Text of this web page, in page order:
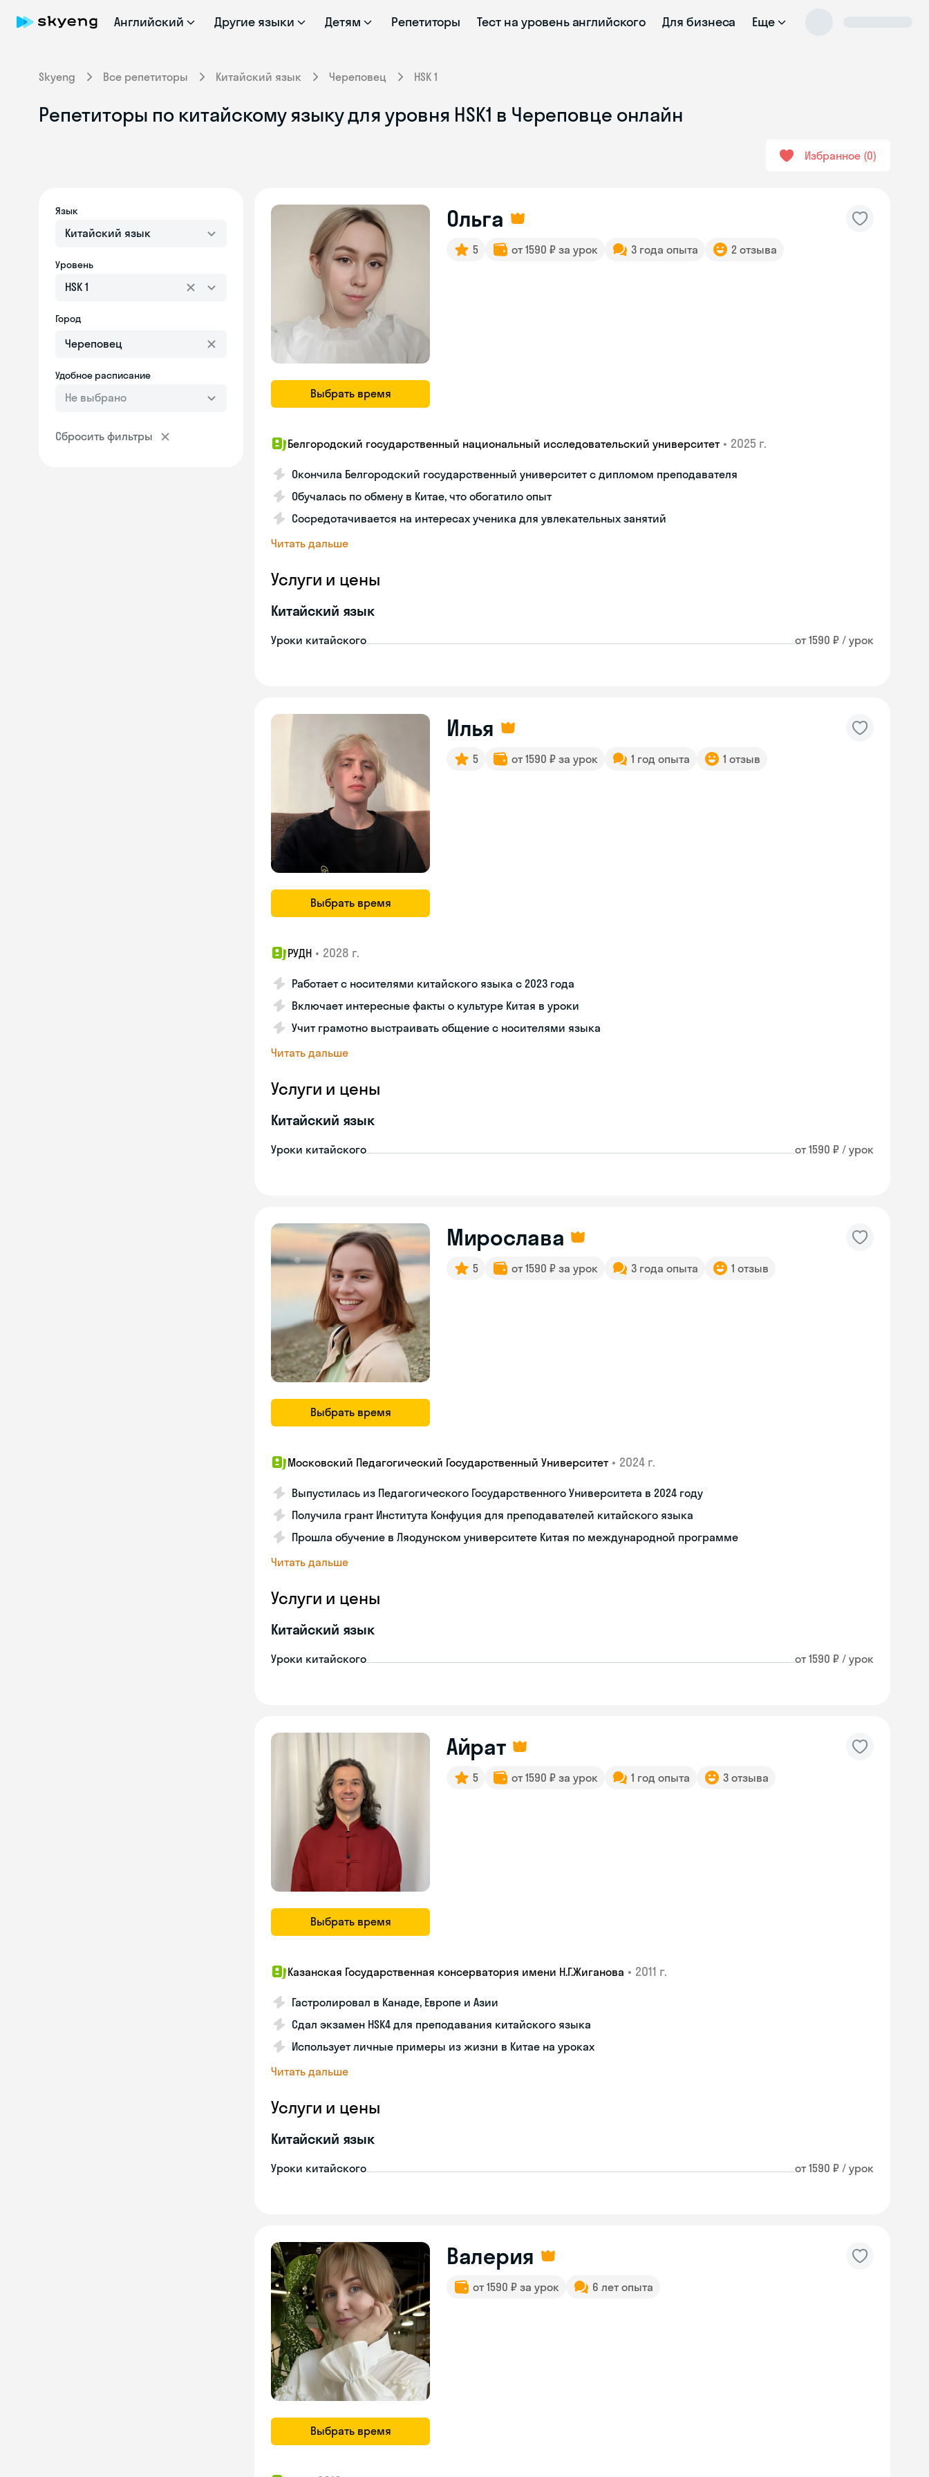
Английский Другие языки Детям Репетиторы Тест на уровень английского Для бизнеса Еще
Skyeng Все репетиторы Китайский язык Череповец HSK 1
Репетиторы по китайскому языку для уровня HSK1 в Череповце онлайн
Избранное 0
Язык
Китайский язык
Уровень
HSK 1
Город
Удобное расписание
Не выбрано
Сбросить фильтры
Выбрать время
Ольга
5 от 1590 ₽ за урок 3 года опыта 2 отзыва
Белгородский государственный национальный исследовательский университет • 2025 г.
Окончила Белгородский государственный университет с дипломом преподавателя
Обучалась по обмену в Китае, что обогатило опыт
Сосредотачивается на интересах ученика для увлекательных занятий
Читать дальше
Услуги и цены
Китайский язык
Уроки китайского от 1590 ₽ / урок
Выбрать время
Илья
5 от 1590 ₽ за урок 1 год опыта 1 отзыв
РУДН • 2028 г.
Работает с носителями китайского языка с 2023 года
Включает интересные факты о культуре Китая в уроки
Учит грамотно выстраивать общение с носителями языка
Читать дальше
Услуги и цены
Китайский язык
Уроки китайского от 1590 ₽ / урок
Выбрать время
Мирослава
5 от 1590 ₽ за урок 3 года опыта 1 отзыв
Московский Педагогический Государственный Университет • 2024 г.
Выпустилась из Педагогического Государственного Университета в 2024 году
Получила грант Института Конфуция для преподавателей китайского языка
Прошла обучение в Ляодунском университете Китая по международной программе
Читать дальше
Услуги и цены
Китайский язык
Уроки китайского от 1590 ₽ / урок
Выбрать время
Айрат
5 от 1590 ₽ за урок 1 год опыта 3 отзыва
Казанская Государственная консерватория имени Н.Г.Жиганова • 2011 г.
Гастролировал в Канаде, Европе и Азии
Сдал экзамен HSK4 для преподавания китайского языка
Использует личные примеры из жизни в Китае на уроках
Читать дальше
Услуги и цены
Китайский язык
Уроки китайского от 1590 ₽ / урок
Выбрать время
Валерия
от 1590 ₽ за урок 6 лет опыта